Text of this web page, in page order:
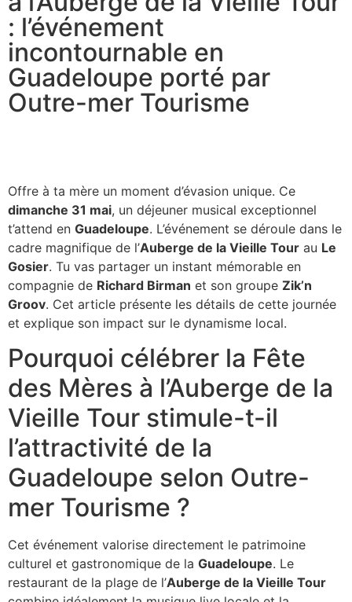
: l’événement
incontournable en
Guadeloupe porté par
Outre-mer Tourisme
Offre à ta mère un moment d’évasion unique. Ce
dimanche 31 mai, un déjeuner musical exceptionnel
t’attend en Guadeloupe. L’événement se déroule dans le
cadre magnifique de l’Auberge de la Vieille Tour au Le
Gosier. Tu vas partager un instant mémorable en
compagnie de Richard Birman et son groupe Zik’n
Groov. Cet article présente les détails de cette journée
et explique son impact sur le dynamisme local.
Pourquoi célébrer la Fête
des Mères à l’Auberge de la
Vieille Tour stimule-t-il
l’attractivité de la
Guadeloupe selon Outre-
mer Tourisme ?
Cet événement valorise directement le patrimoine
culturel et gastronomique de la Guadeloupe. Le
restaurant de la plage de l’Auberge de la Vieille Tour